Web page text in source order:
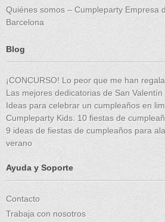
Quiénes somos – Cumpleparty Empresa
Barcelona
Blog
¡CONCURSO! Lo peor que me han
Las mejores dedicatorias de San Valentín
Ideas para celebrar un cumpleaños en
Cumpleparty Kids: 10 fiestas de
9 ideas de fiestas de cumpleaños para
verano
Ayuda y Soporte
Contacto
Trabaja con nosotros